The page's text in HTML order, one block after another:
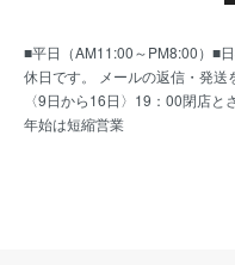
■平日（AM11:00～PM8:00）■
休日です。 メールの返信・発
〈9日から16日〉19：00閉店
年始は短縮営業